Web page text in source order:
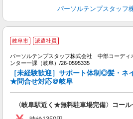
パーソルテンプスタッフ
岐阜市 派遣社員
パーソルテンプスタッフ株式会社 中部コーディ
ンター一課（岐阜）/26-0595335
［未経験歓迎］サポート体制◎髪・ネ
★問合せ対応＠岐阜
〈岐阜駅近く★無料駐車場完備〉コー